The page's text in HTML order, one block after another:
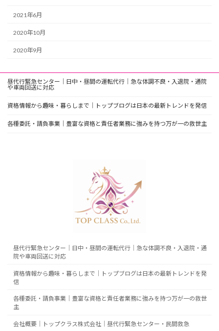
2021年6月
2020年10月
2020年9月
昼代行緊急センター｜日中・昼間の運転代行｜急な体調不良・入退院・通院
や車両回送に対応
資格情報から趣味・暮らしまで｜トップブログは日本の最新トレンドを発信
各種委託・請負事業｜豊富な資格と責任者業務に強みを持つ万が一の救世主
昼代行緊急センター｜日中・昼間の運転代行｜急な体調不良・入退院・通
院や車両回送に対応
資格情報から趣味・暮らしまで｜トップブログは日本の最新トレンドを発
信
各種委託・請負事業｜豊富な資格と責任者業務に強みを持つ万が一の救世
主
会社概要｜トップクラス株式会社｜昼代行緊急センター・民間救急